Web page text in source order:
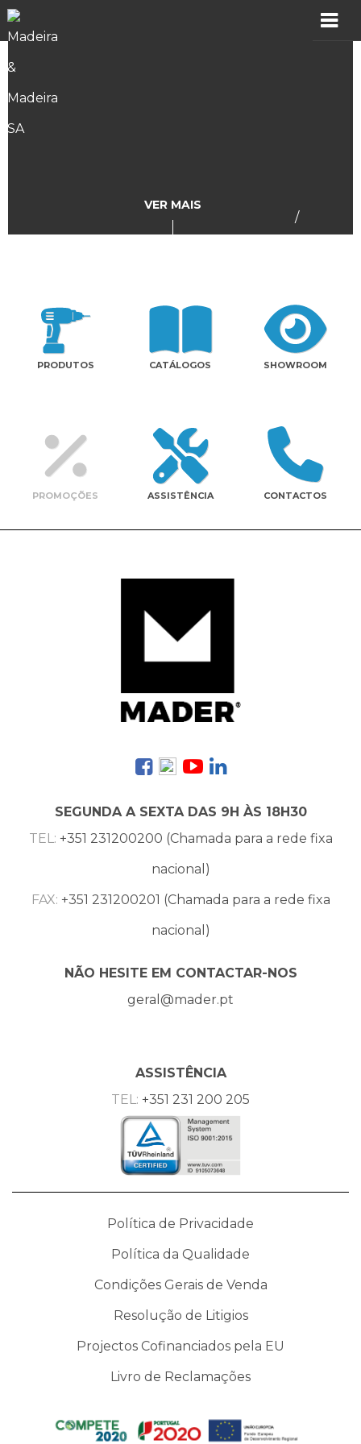
Assistência
Contactos
/
VER MAIS
PRODUTOS CATÁLOGOS SHOWROOM
PROMOÇÕES ASSISTÊNCIA CONTACTOS
SEGUNDA A SEXTA DAS 9H ÀS 18H30
TEL: +351 231200200 (Chamada para a rede fixa
nacional)
FAX: +351 231200201 (Chamada para a rede fixa
nacional)
NÃO HESITE EM CONTACTAR-NOS
geral@mader.pt
ASSISTÊNCIA
TEL: +351 231 200 205
Política de Privacidade
Política da Qualidade
Condições Gerais de Venda
Resolução de Litigios
Projectos Cofinanciados pela EU
Livro de Reclamações